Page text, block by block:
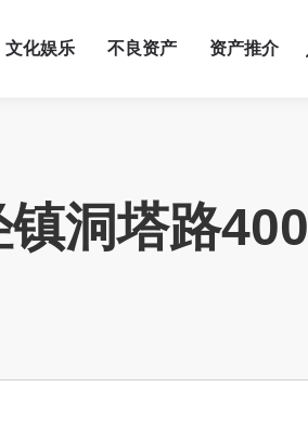
文化娱乐 不良资产 资产推介
镇洞塔路